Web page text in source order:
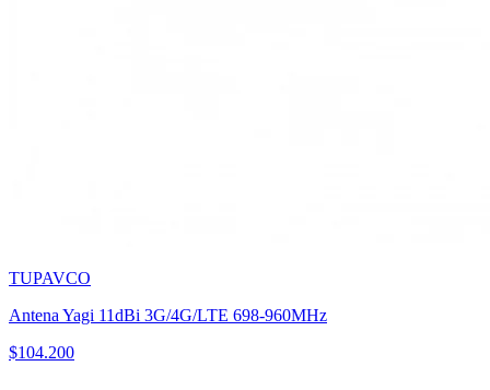
TUPAVCO
Antena Yagi 11dBi 3G/4G/LTE 698-960MHz
$104.200